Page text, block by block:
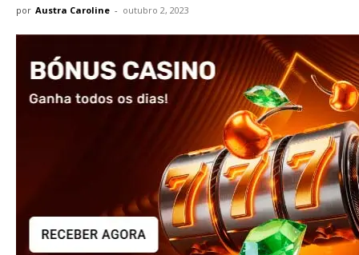
por Austra Caroline - outubro 2, 2023